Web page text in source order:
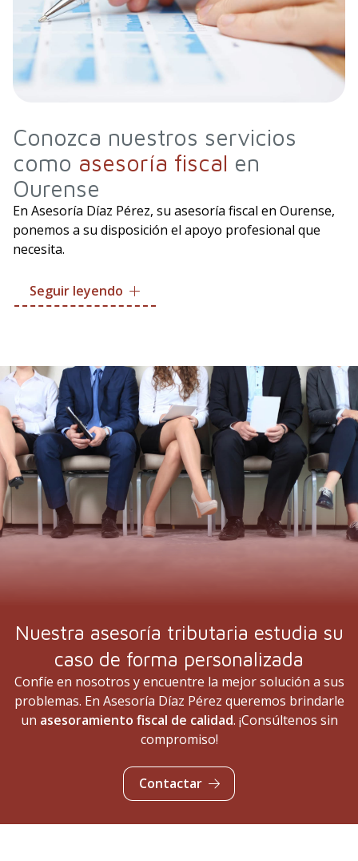
Conozca nuestros servicios
como asesoría fiscal en
Ourense
En Asesoría Díaz Pérez, su asesoría fiscal en Ourense,
ponemos a su disposición el apoyo profesional que
necesita.
Atendemos su caso de forma totalmente personalizada
para adaptarnos a sus necesidades. Nosotros nos
Declaraciones tributarias de los distintos
impuestos
Impuesto sobre la renta de las personas físicas
(IRPF)
Impuesto sobre el patrimonio (IP)
Impuesto sobre el valor añadido (IVA) en sus
diferentes regímenes de aplicación
actos jurídicos documentados
Seguir leyendo
Nuestra asesoría tributaria estudia su
caso de forma personalizada
Confíe en nosotros y encuentre la mejor solución a sus
problemas. En Asesoría Díaz Pérez queremos brindarle
un asesoramiento fiscal de calidad. ¡Consúltenos sin
compromiso!
Contactar